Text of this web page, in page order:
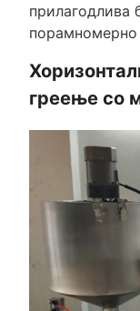
прилагодлива
греење со